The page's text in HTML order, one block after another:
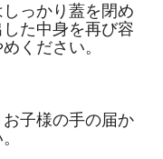
っかり蓋を閉め
た中身を再び容
ください。
お子様の手の届か